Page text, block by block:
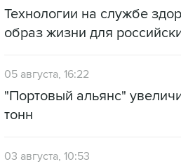
Технологии на службе
образ жизни для
05 августа, 16:22
"Портовый альянс"
тонн
03 августа, 10:53